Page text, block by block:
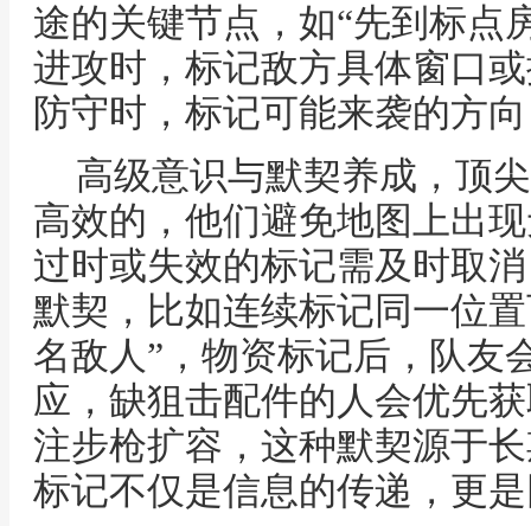
途的关键节点，如“先到标点
进攻时，标记敌方具体窗口
防守时，标记可能来袭的方
高级意识与默契养成，顶
高效的，他们避免地图上出
过时或失效的标记需及时取
默契，比如连续标记同一位
名敌人”，物资标记后，队友
应，缺狙击配件的人会优先
注步枪扩容，这种默契源于
标记不仅是信息的传递，更